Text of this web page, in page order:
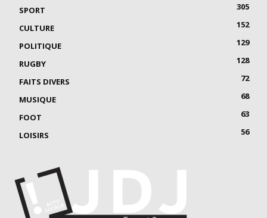
SPORT
305
CULTURE
152
POLITIQUE
129
RUGBY
128
FAITS DIVERS
72
MUSIQUE
68
FOOT
63
LOISIRS
56